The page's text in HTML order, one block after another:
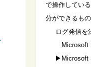
で操作してい
分ができるも
ログ発信
Microsoft
▶︎Microsoft